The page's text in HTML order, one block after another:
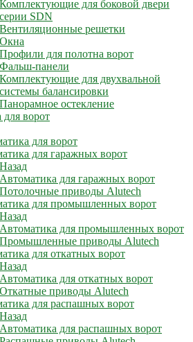
Комплектующие для боковой двери
серии SDN
Вентиляционные решетки
Окна
Профили для полотна ворот
Фальш-панели
Комплектующие для двухвальной
системы балансировки
Панорамное остекление
ворот
для ворот
для гаражных ворот
Назад
Автоматика для гаражных ворот
Потолочные приводы Alutech
для промышленных ворот
Назад
Автоматика для промышленных ворот
Промышленные приводы Alutech
для откатных ворот
Назад
Автоматика для откатных ворот
Откатные приводы Alutech
для распашных ворот
Назад
Автоматика для распашных ворот